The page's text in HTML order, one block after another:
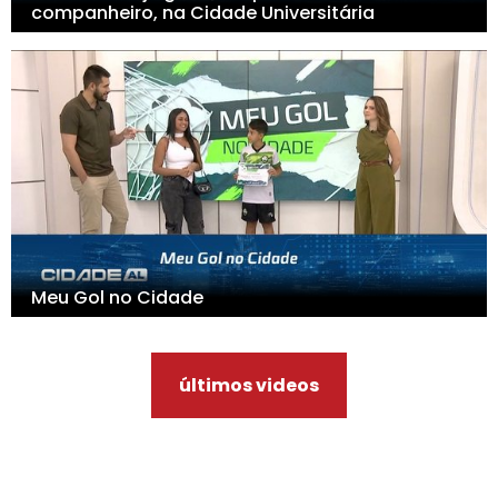
companheiro, na Cidade Universitária
Meu Gol no Cidade
últimos videos